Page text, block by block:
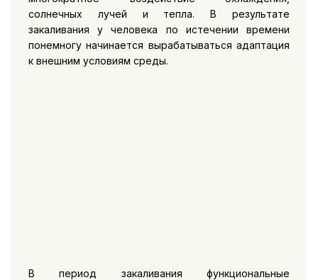
солнечных лучей и тепла. В результате
закаливания у человека по истечении времени
понемногу начинается вырабатываться адаптация
к внешним условиям среды.
В период закаливания функциональные